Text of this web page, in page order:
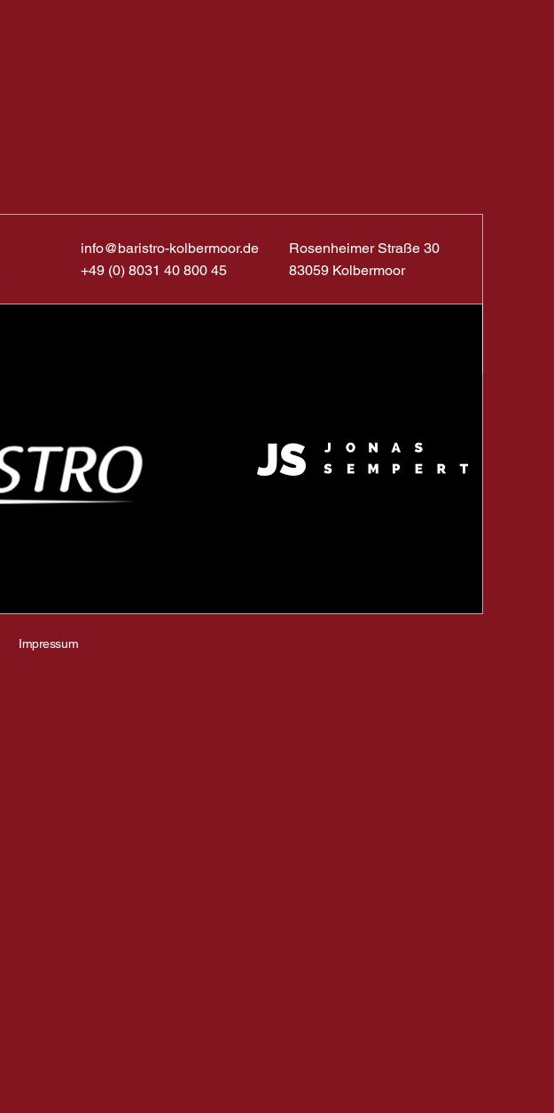
info@baristro-kolbermoor.de
+49 (0) 8031 40 800 45
Rosenheimer Straße 30
83059 Kolbermoor
Impressum